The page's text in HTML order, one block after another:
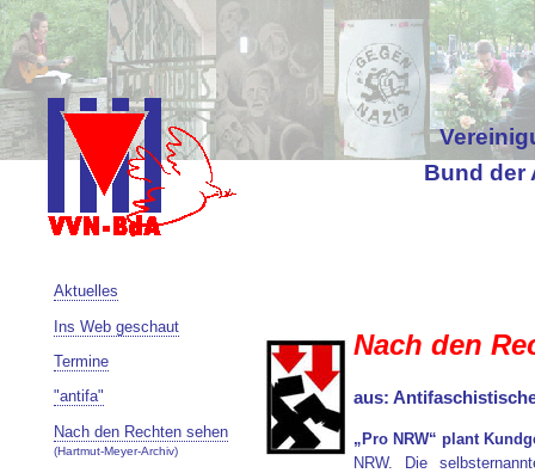
Bund der
Aktuelles
Ins Web geschaut
Termine
"antifa"
Nach den Rechten sehen
(Hartmut-Meyer-Archiv)
Nach den
aus:
„Pro NRW“ plant
NRW. Die